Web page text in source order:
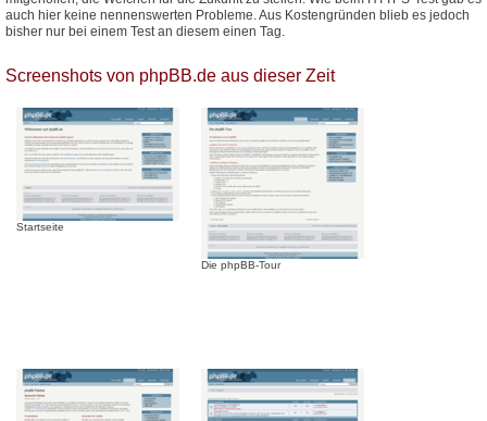
auch hier keine nennenswerten Probleme. Aus Kostengründen blieb es jedoch
bisher nur bei einem Test an diesem einen Tag.
Screenshots von phpBB.de aus dieser Zeit
Startseite
Die phpBB-Tour